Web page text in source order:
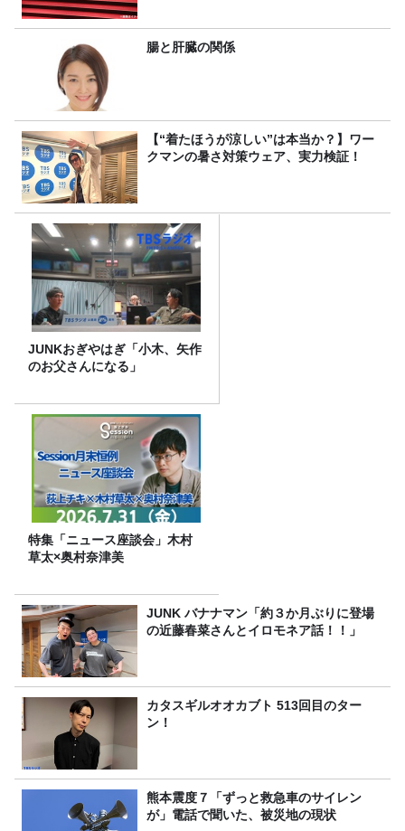
腸と肝臓の関係
【“着たほうが涼しい”は本当か？】ワー
クマンの暑さ対策ウェア、実力検証！
JUNKおぎやはぎ「小木、矢作
のお父さんになる」
特集「ニュース座談会」木村
草太×奥村奈津美
JUNK バナナマン「約３か月ぶりに登場
の近藤春菜さんとイロモネア話！！」
カタスギルオオカブト 513回目のター
ン！
熊本震度７「ずっと救急車のサイレン
が」電話で聞いた、被災地の現状